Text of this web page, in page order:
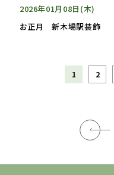
2026年01月08日(木)
お正月 新木場駅装飾
1 2